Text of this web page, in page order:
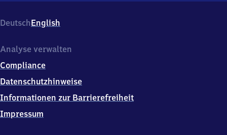
4,
7
2
6
Breisach
Rhein
DeutschEnglish
Analyse verwalten
Compliance
Datenschutzhinweise
Informationen zur Barrierefreiheit
Impressum